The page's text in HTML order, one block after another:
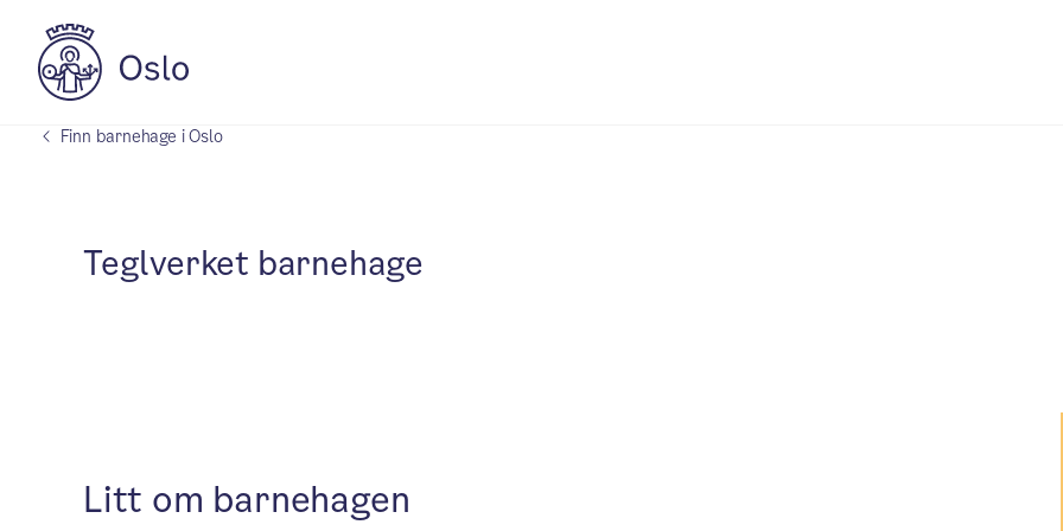
Finn barnehage i Oslo
Teglverket barnehage
Litt om barnehagen